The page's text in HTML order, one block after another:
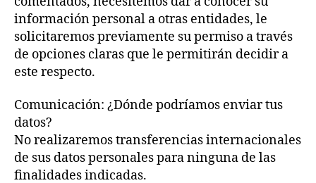
información personal a otras entidades, le
solicitaremos previamente su permiso a través
de opciones claras que le permitirán decidir a
este respecto.
Comunicación: ¿Dónde podríamos enviar tus
datos?
No realizaremos transferencias internacionales
de sus datos personales para ninguna de las
finalidades indicadas.